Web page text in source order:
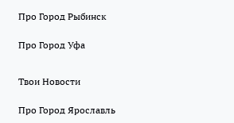
Про Город Рыбинск
Про Город Уфа
Твои Новости
Про Город Ярославль